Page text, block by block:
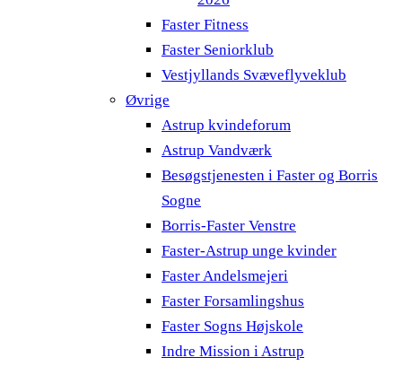
Faster Fitness
Faster Seniorklub
Vestjyllands Svæveflyveklub
Øvrige
Astrup kvindeforum
Astrup Vandværk
Besøgstjenesten i Faster og Borris
Sogne
Borris-Faster Venstre
Faster-Astrup unge kvinder
Faster Andelsmejeri
Faster Forsamlingshus
Faster Sogns Højskole
Indre Mission i Astrup